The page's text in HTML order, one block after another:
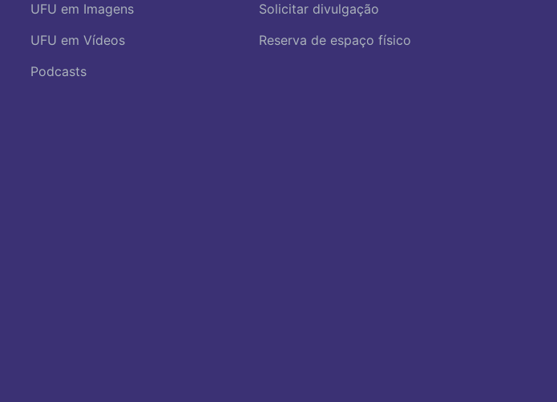
UFU em Imagens
UFU em Vídeos
Podcasts
Solicitar divulgação
Reserva de espaço físico